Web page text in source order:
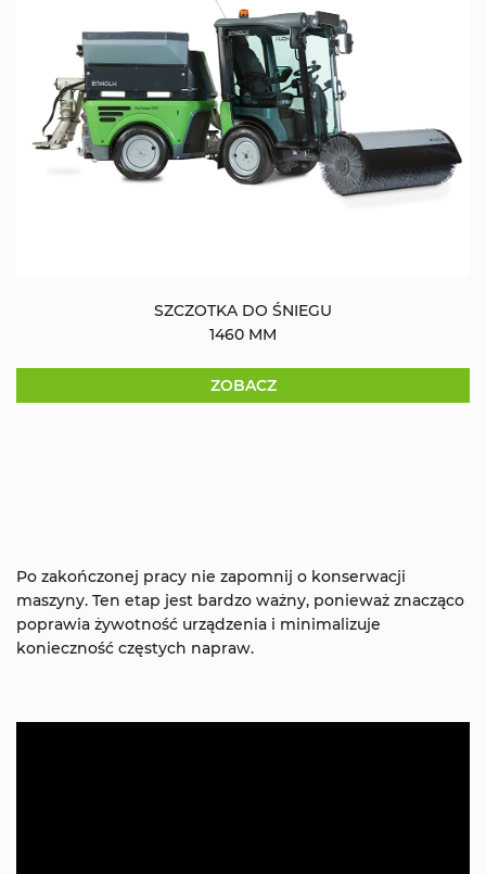
SZCZOTKA DO ŚNIEGU
1460 MM
ZOBACZ
Po zakończonej pracy nie zapomnij o konserwacji
maszyny. Ten etap jest bardzo ważny, ponieważ znacząco
poprawia żywotność urządzenia i minimalizuje
konieczność częstych napraw.